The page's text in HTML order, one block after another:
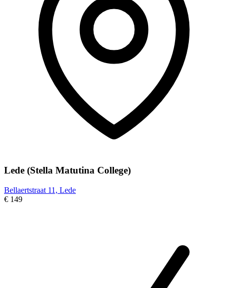
Lede (Stella Matutina College)
Bellaertstraat 11, Lede
€ 149